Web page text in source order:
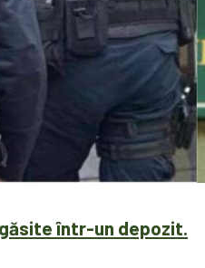
într-un depozit.